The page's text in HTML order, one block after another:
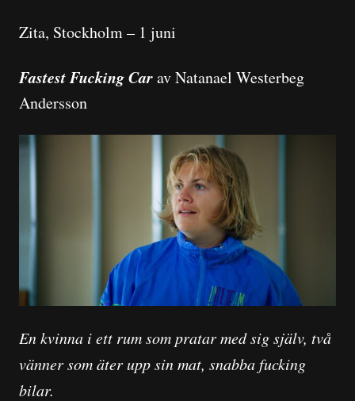
Zita, Stockholm – 1 juni
Fastest Fucking Carav Natanael Westerbeg
Andersson
En kvinna i ett rum som pratar med sig själv, två
vänner som äter upp sin mat, snabba fucking
bilar.